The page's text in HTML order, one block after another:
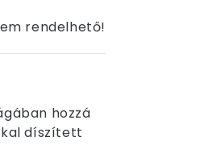
rendelhető!
hozzá
díszített